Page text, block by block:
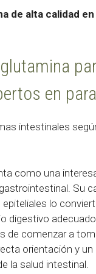
de alta calidad
en
intestinales
como una
Su
lo
digestivo
comenzar a
orientación y un
la salud intestinal.